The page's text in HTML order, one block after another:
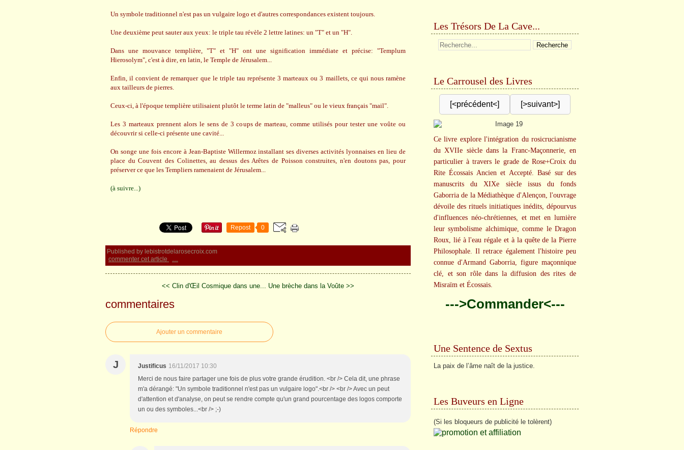
Un symbole traditionnel n'est pas un vulgaire logo et d'autres correspondances existent toujours.
Une deuxième peut sauter aux yeux: le triple tau révèle 2 lettre latines: un "T" et un "H".
Dans une mouvance templière, "T" et "H" ont une signification immédiate et précise: "Templum
Hierosolym", c'est à dire, en latin, le Temple de Jérusalem...
Enfin, il convient de remarquer que le triple tau représente 3 marteaux ou 3 maillets, ce qui nous ramène
aux tailleurs de pierres.
Ceux-ci, à l'époque templière utilisaient plutôt le terme latin de "malleus" ou le vieux français "mail".
Les 3 marteaux prennent alors le sens de 3 coups de marteau, comme utilisés pour tester une voûte ou
découvrir si celle-ci présente une cavité...
On songe une fois encore à Jean-Baptiste Willermoz installant ses diverses activités lyonnaises en lieu de
place du Couvent des Colinettes, au dessus des Arêtes de Poisson construites, n'en doutons pas, pour
préserver ce que les Templiers ramenaient de Jérusalem...
(à suivre...)
Repost 0
Published by lebistrotdelarosecroix.com
commenter cet article
…
<< Clin d'Œil Cosmique dans une... Une brèche dans la Voûte >>
commentaires
Ajouter un commentaire
J Justificus 16/11/2017 10:30
Merci de nous faire partager une fois de plus votre grande érudition. <br /> Cela dit, une phrase
m'a dérangé: "Un symbole traditionnel n'est pas un vulgaire logo".<br /> <br /> Avec un peut
d'attention et d'analyse, on peut se rendre compte qu'un grand pourcentage des logos comporte
un ou des symboles...<br /> ;-)
Répondre
Les Trésors De La Cave...
Le Carrousel des Livres
[<précédent<] [>suivant>]
Ce livre explore l'intégration du rosicrucianisme
du XVIIe siècle dans la Franc-Maçonnerie, en
particulier à travers le grade de Rose+Croix du
Rite Écossais Ancien et Accepté. Basé sur des
manuscrits du XIXe siècle issus du fonds
Gaborria de la Médiathèque d'Alençon, l'ouvrage
dévoile des rituels initiatiques inédits, dépourvus
d'influences néo-chrétiennes, et met en lumière
leur symbolisme alchimique, comme le Dragon
Roux, lié à l'eau régale et à la quête de la Pierre
Philosophale. Il retrace également l'histoire peu
connue d'Armand Gaborria, figure maçonnique
clé, et son rôle dans la diffusion des rites de
Misraïm et Écossais.
--->Commander<---
Une Sentence de Sextus
La paix de l’âme naît de la justice.
Les Buveurs en Ligne
(Si les bloqueurs de publicité le tolèrent)